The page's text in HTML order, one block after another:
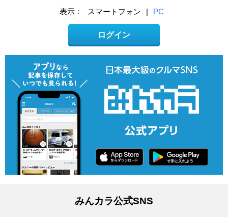
表示： スマートフォン | PC
ログイン
みんカラ公式SNS